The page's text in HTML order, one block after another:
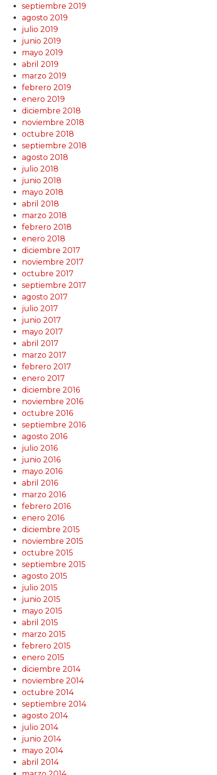
septiembre 2019
agosto 2019
julio 2019
junio 2019
mayo 2019
abril 2019
marzo 2019
febrero 2019
enero 2019
diciembre 2018
noviembre 2018
octubre 2018
septiembre 2018
agosto 2018
julio 2018
junio 2018
mayo 2018
abril 2018
marzo 2018
febrero 2018
enero 2018
diciembre 2017
noviembre 2017
octubre 2017
septiembre 2017
agosto 2017
julio 2017
junio 2017
mayo 2017
abril 2017
marzo 2017
febrero 2017
enero 2017
diciembre 2016
noviembre 2016
octubre 2016
septiembre 2016
agosto 2016
julio 2016
junio 2016
mayo 2016
abril 2016
marzo 2016
febrero 2016
enero 2016
diciembre 2015
noviembre 2015
octubre 2015
septiembre 2015
agosto 2015
julio 2015
junio 2015
mayo 2015
abril 2015
marzo 2015
febrero 2015
enero 2015
diciembre 2014
noviembre 2014
octubre 2014
septiembre 2014
agosto 2014
julio 2014
junio 2014
mayo 2014
abril 2014